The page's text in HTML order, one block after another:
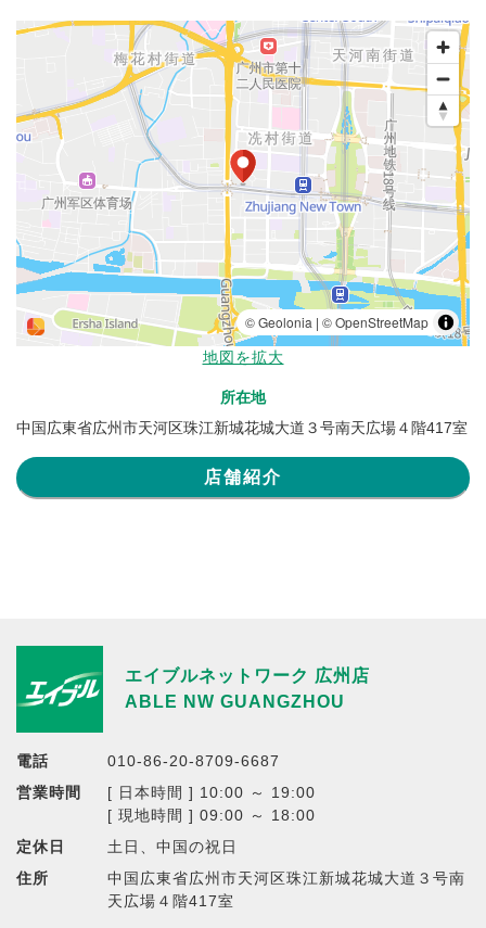
地図を拡大
所在地
中国広東省広州市天河区珠江新城花城大道３号南天広場４階417室
店舗紹介
エイブルネットワーク 広州店
ABLE NW GUANGZHOU
電話
010-86-20-8709-6687
営業時間
[ 日本時間 ] 10:00 ～ 19:00
[ 現地時間 ] 09:00 ～ 18:00
定休日
土日、中国の祝日
住所
中国広東省広州市天河区珠江新城花城大道３号南
天広場４階417室